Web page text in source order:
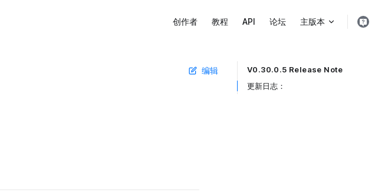
创作者 教程 API 论坛 主版本
V0.30.0.5 Release Note
Table of Contents for current page
更新日志： ​
编辑